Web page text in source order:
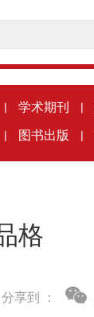
| 学术期刊 |
| 图书出版 |
格
分享到 ：